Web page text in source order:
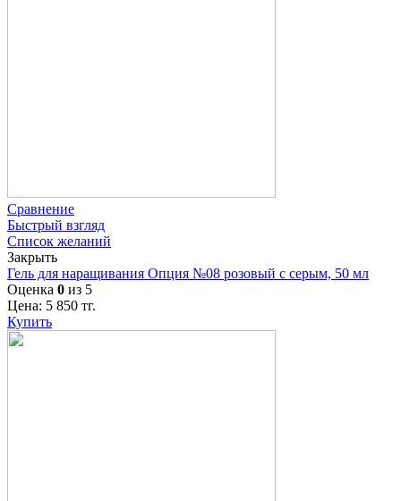
Сравнение
Быстрый взгляд
Список желаний
Закрыть
Гель для наращивания Опция №08 розовый с серым, 50 мл
Оценка 0 из 5
Цена: 5 850 тг.
Купить